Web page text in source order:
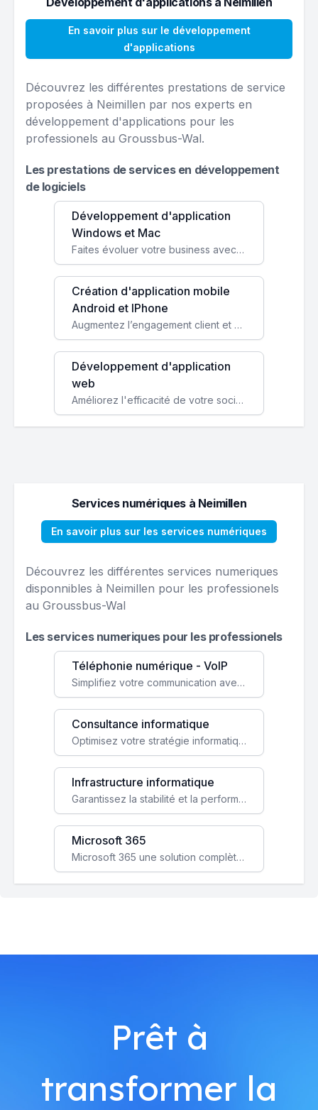
En savoir plus sur le développement
d'applications
Découvrez les différentes prestations de service
proposées à Neimillen par nos experts en
développement d'applications pour les
professionels au Groussbus-Wal.
Les prestations de services en développement
de logiciels
Développement d'application
Windows et Mac
Faites évoluer votre business avec des solutions logicielles personnalisées, parfaitement adaptées à vos besoins spécifiques.
Création d'application mobile
Android et IPhone
Augmentez l’engagement client et simplifiez vos processus avec une application mobile sur mesure, disponible sur iOS et Android.
Développement d'application
web
Améliorez l'efficacité de votre société avec une application web personnalisée accessible partout et tout le temps.
Services numériques à Neimillen
En savoir plus sur les services numériques
Découvrez les différentes services numeriques
disponnibles à Neimillen pour les professionels
au Groussbus-Wal
Les services numeriques pour les professionels
Téléphonie numérique - VoIP
Simplifiez votre communication avec une solution VoIP flexible, économique et adaptée à vos besoins professionnels.
Consultance informatique
Optimisez votre stratégie informatique avec l'expertise de nos consultants pour améliorer votre efficacité et sécurité.
Infrastructure informatique
Garantissez la stabilité et la performance de votre entreprise avec une infrastructure IT sécurisée et évolutive.
Microsoft 365
Microsoft 365 une solution complète qui booste votre productivité, renforce la sécurité de vos données et facilite la collaboration.
Prêt à
transformer la